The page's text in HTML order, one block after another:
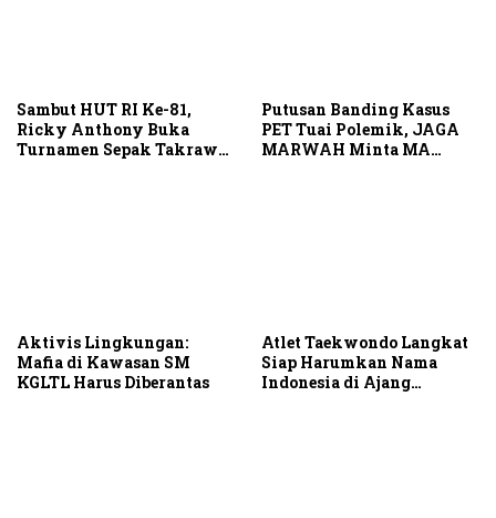
Sambut HUT RI Ke-81,
Ricky Anthony Buka
Turnamen Sepak Takraw
Putusan Banding Kasus
PET Tuai Polemik, JAGA
MARWAH Minta MA
Aktivis Lingkungan:
Mafia di Kawasan SM
KGLTL Harus Diberantas
Atlet Taekwondo Langkat
Siap Harumkan Nama
Indonesia di Ajang